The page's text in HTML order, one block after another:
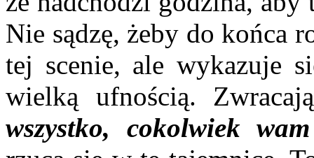
Nie sądzę, żeby do końca
tej scenie, ale wykazuje
wielką ufnością.
wszystko, cokolwiek